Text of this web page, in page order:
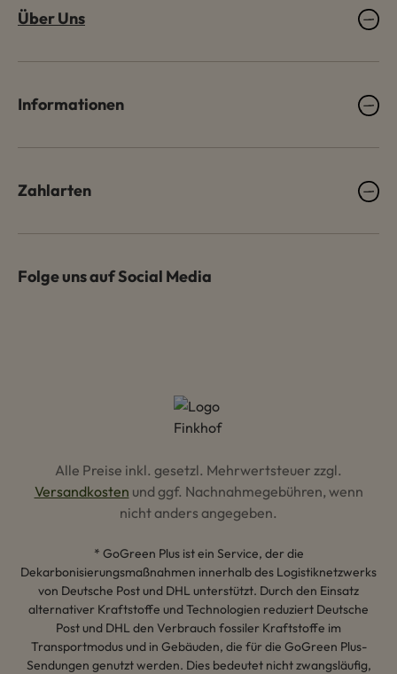
Über Uns
Informationen
Zahlarten
Folge uns auf Social Media
Alle Preise inkl. gesetzl. Mehrwertsteuer zzgl.
Versandkosten und ggf. Nachnahmegebühren, wenn
nicht anders angegeben.
* GoGreen Plus ist ein Service, der die
Dekarbonisierungsmaßnahmen innerhalb des Logistiknetzwerks
von Deutsche Post und DHL unterstützt. Durch den Einsatz
alternativer Kraftstoffe und Technologien reduziert Deutsche
Post und DHL den Verbrauch fossiler Kraftstoffe im
Transportmodus und in Gebäuden, die für die GoGreen Plus-
Sendungen genutzt werden. Dies bedeutet nicht zwangsläufig,